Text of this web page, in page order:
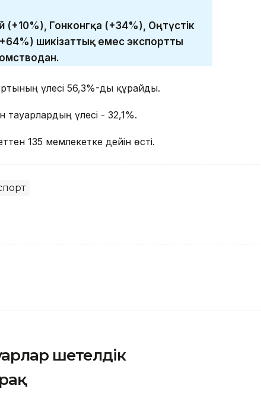
(+10%), Гонконгқа (+34%), Оңтүстік
шикізаттық емес экспортты
үлесі 56,3%-ды құрайды.
үлесі - 32,1%.
135 мемлекетке дейін өсті.
шетелдік